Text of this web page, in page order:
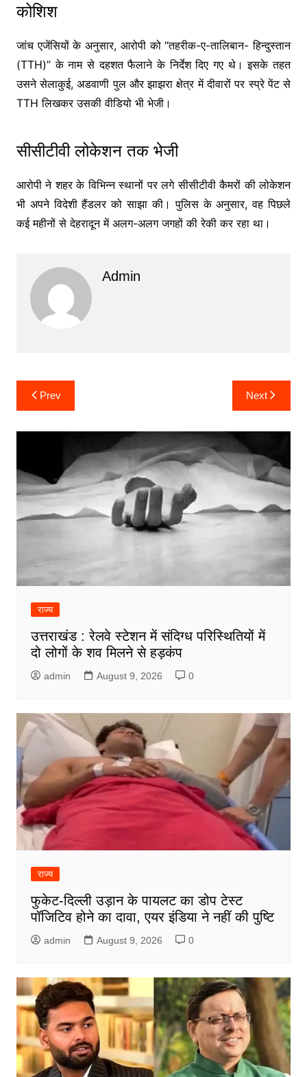
कोशिश
जांच एजेंसियों के अनुसार, आरोपी को “तहरीक-ए-तालिबान- हिन्दुस्तान
(TTH)” के नाम से दहशत फैलाने के निर्देश दिए गए थे। इसके तहत
उसने सेलाकुई, अडवाणी पुल और झाझरा क्षेत्र में दीवारों पर स्प्रे पेंट से
TTH लिखकर उसकी वीडियो भी भेजी।
सीसीटीवी लोकेशन तक भेजी
आरोपी ने शहर के विभिन्न स्थानों पर लगे सीसीटीवी कैमरों की लोकेशन
भी अपने विदेशी हैंडलर को साझा की। पुलिस के अनुसार, वह पिछले
कई महीनों से देहरादून में अलग-अलग जगहों की रेकी कर रहा था।
Admin
Post
navigation
Prev Next
राज्य
उत्तराखंड : रेलवे स्टेशन में संदिग्ध परिस्थितियों में
दो लोगों के शव मिलने से हड़कंप
admin August 9, 2026 0
राज्य
फुकेट-दिल्ली उड़ान के पायलट का डोप टेस्ट
पॉजिटिव होने का दावा, एयर इंडिया ने नहीं की पुष्टि
admin August 9, 2026 0